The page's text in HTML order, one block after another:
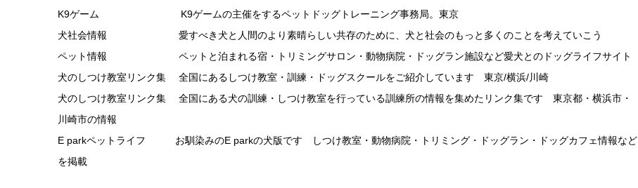
K9ゲーム K9ゲームの主催をするペットドッグトレーニング事務局。東京
犬社会情報 愛すべき犬と人間のより素晴らしい共存のために、犬と社会のもっと多くのことを考えていこう
ペット情報 ペットと泊まれる宿・トリミングサロン・動物病院・ドッグラン施設など愛犬とのドッグライフサイト
犬のしつけ教室リンク集 全国にあるしつけ教室・訓練・ドッグスクールをご紹介しています 東京/横浜/川崎
犬のしつけ教室リンク集 全国にある犬の訓練・しつけ教室を行っている訓練所の情報を集めたリンク集です 東京都・横浜市・
川崎市の情報
E parkペットライフ お馴染みのE parkの犬版です しつけ教室・動物病院・トリミング・ドッグラン・ドッグカフェ情報など
を掲載